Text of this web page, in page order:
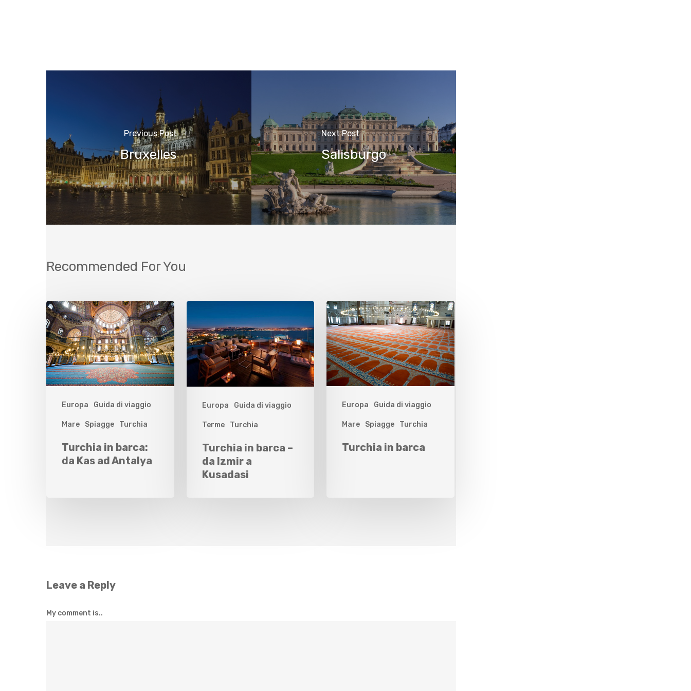
Previous Post
Bruxelles
Next Post
Salisburgo
Recommended For You
Europa Guida di viaggio
Mare Spiagge Turchia
Turchia in barca:
da Kas ad Antalya
Europa Guida di viaggio
Terme Turchia
Turchia in barca –
da Izmir a
Kusadasi
Europa Guida di viaggio
Mare Spiagge Turchia
Turchia in barca
Leave a Reply
My comment is..